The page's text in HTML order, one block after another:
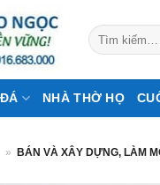
Tìm
kiếm:
NHÀ THỜ HỌ
» BÁN VÀ XÂY DỰNG, LÀM